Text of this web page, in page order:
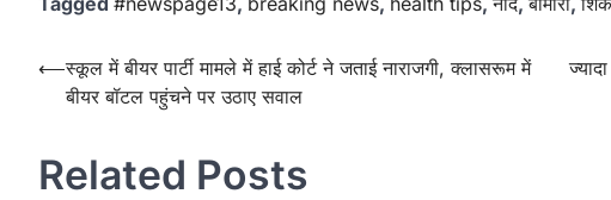
Post
navigation
⟵स्कूल में बीयर पार्टी मामले में हाई कोर्ट ने जताई नाराजगी, क्लासरूम में
बीयर बॉटल पहुंचने पर उठाए सवाल
Related Posts